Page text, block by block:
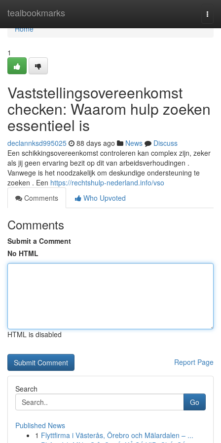
tealbookmarks
Home
Home
1
Vaststellingsovereenkomst
checken: Waarom hulp zoeken
essentieel is
declannksd995025 88 days ago News
Discuss
Een schikkingsovereenkomst controleren kan complex zijn, zeker
als jij geen ervaring bezit op dit van arbeidsverhoudingen .
Vanwege is het noodzakelijk om deskundige ondersteuning te
zoeken . Een https://rechtshulp-nederland.info/vso
Comments
Who Upvoted
Comments
Submit a Comment
No HTML
HTML is disabled
Report Page
Search
Go
Published News
1 Flyttfirma i Västerås, Örebro och Mälardalen – ...